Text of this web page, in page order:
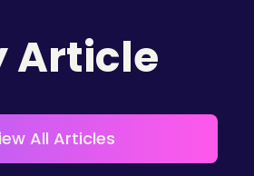
Article
All Articles